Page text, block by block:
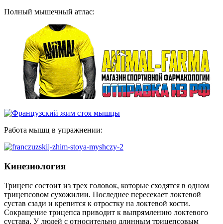
Полный мышечный атлас:
Работа мышц в упражнении:
Кинезиология
Трицепс состоит из трех головок, которые сходятся в одном
трицепсовом сухожилии. Последнее пересекает локтевой
сустав сзади и крепится к отростку на локтевой кости.
Сокращение трицепса приводит к выпрямлению локтевого
сустава. У людей с относительно длинным трицепсовым